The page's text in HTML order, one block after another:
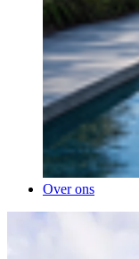
Over ons